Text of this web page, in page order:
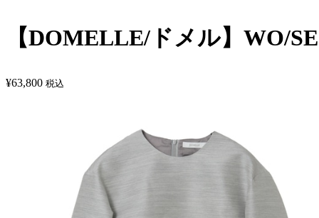
【DOMELLE/ドメル】WO/
¥63,800 税込